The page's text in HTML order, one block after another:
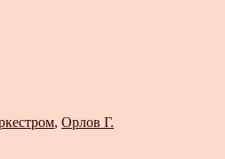
, Орлов Г.